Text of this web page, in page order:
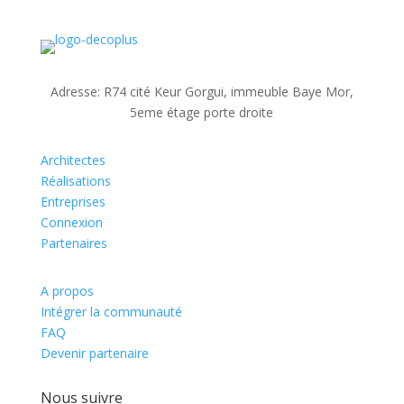
Adresse: R74 cité Keur Gorgui, immeuble Baye Mor,
5eme étage porte droite
Architectes
Réalisations
Entreprises
Connexion
Partenaires
A propos
Intégrer la communauté
FAQ
Devenir partenaire
Nous suivre